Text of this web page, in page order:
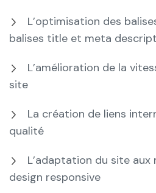
L’optimisation des
balises title et meta
L’amélioration de la
site
La création de liens
qualité
L’adaptation du site aux
design responsive